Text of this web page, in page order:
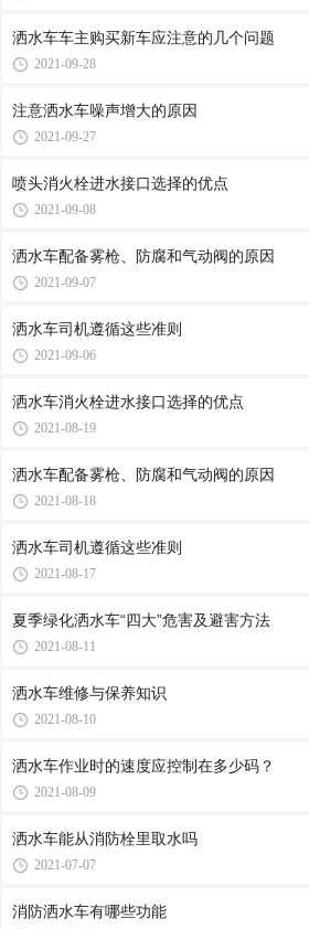
洒水车车主购买新车应注意的几个问题
2021-09-28
注意洒水车噪声增大的原因
2021-09-27
喷头消火栓进水接口选择的优点
2021-09-08
洒水车配备雾枪、防腐和气动阀的原因
2021-09-07
洒水车司机遵循这些准则
2021-09-06
洒水车消火栓进水接口选择的优点
2021-08-19
洒水车配备雾枪、防腐和气动阀的原因
2021-08-18
洒水车司机遵循这些准则
2021-08-17
夏季绿化洒水车“四大”危害及避害方法
2021-08-11
洒水车维修与保养知识
2021-08-10
洒水车作业时的速度应控制在多少码？
2021-08-09
洒水车能从消防栓里取水吗
2021-07-07
消防洒水车有哪些功能